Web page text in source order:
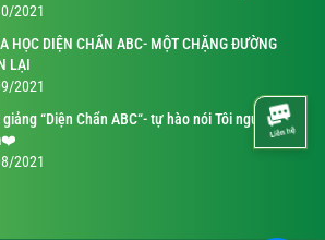
2021
HỌC DIỆN CHẨN ABC- MỘT CHẶNG ĐƯỜNG
LẠI
2021
giảng “Diện Chẩn ABC“- tự hào nói Tôi người Việt
2021